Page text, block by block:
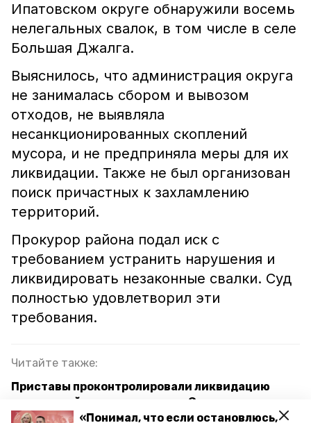
«Понимал, что если остановлюсь,
Ипатовском округе обнаружили восемь
нелегальных свалок, в том числе в селе
Большая Джалга.
Выяснилось, что администрация округа
не занималась сбором и вывозом
отходов, не выявляла
несанкционированных скоплений
мусора, и не предприняла меры для их
ликвидации. Также не был организован
поиск причастных к захламлению
территорий.
Прокурор района подал иск с
требованием устранить нарушения и
ликвидировать незаконные свалки. Суд
полностью удовлетворил эти
требования.
Читайте также:
Приставы проконтролировали ликвидацию
незаконной свалки мусора на Ставрополье